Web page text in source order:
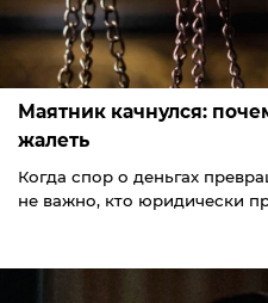
Маятник качнулся:
жалеть
Когда спор о деньгах
не важно, кто юридически